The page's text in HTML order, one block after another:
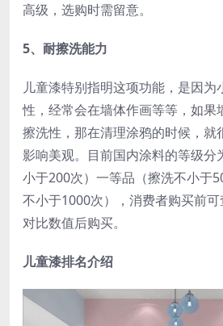
高级，选购时需留意。
5、耐擦洗能力
儿童漆特别指明这项功能，是因为
性，经常会在墙体作画等等，如果
擦洗性，那在清理涂鸦的时候，就
影响美观。目前国内涂料的等级分
小于200次）一等品（擦洗不小于
不小于1000次），消费者购买前可
对比数值后购买。
儿童漆排名介绍